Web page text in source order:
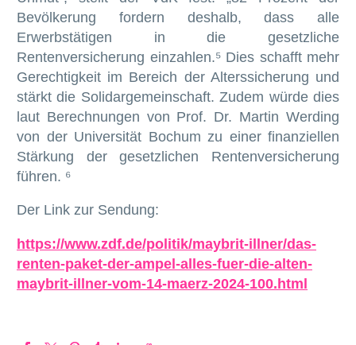
Bevölkerung fordern deshalb, dass alle
Erwerbstätigen in die gesetzliche
Rentenversicherung einzahlen.⁵ Dies schafft mehr
Gerechtigkeit im Bereich der Alterssicherung und
stärkt die Solidargemeinschaft. Zudem würde dies
laut Berechnungen von Prof. Dr. Martin Werding
von der Universität Bochum zu einer finanziellen
Stärkung der gesetzlichen Rentenversicherung
führen. ⁶
Der Link zur Sendung:
https://www.zdf.de/politik/maybrit-illner/das-
renten-paket-der-ampel-alles-fuer-die-alten-
maybrit-illner-vom-14-maerz-2024-100.html